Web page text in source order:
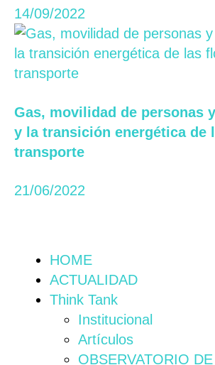
14/09/2022
Gas, movilidad de personas
y la transición energética de
transporte
21/06/2022
HOME
ACTUALIDAD
Think Tank
Institucional
Artículos
OBSERVATORIO DE